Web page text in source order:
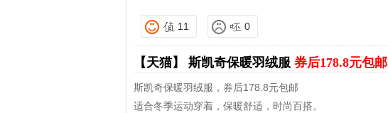
11 0
【天猫】 斯凯奇保暖羽绒服 券后178.8元包邮
斯凯奇保暖羽绒服，券后178.8元包邮
适合冬季运动穿着，保暖舒适，时尚百搭。